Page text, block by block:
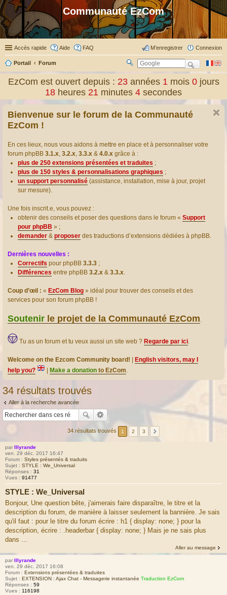
Communauté EzCom
Accès rapide Aide FAQ Connexion
M’enregistrer
Portail Forum
er
EzCom est ouvert depuis : 23 années1 mois0 jours
18 heures 21 minutes 5 secondes
Bienvenue sur le forum de la Communauté
EzCom !
En ces lieux, nous vous aidons à mettre en place et à personnaliser votre
forum phpBB 3.1.x, 3.2.x, 3.3.x & 4.0.x grâce à :
plus de 250 extensions présentées et traduites ;
plus de 150 styles & personnalisations graphiques ;
un support personnalisé (assistance, installation, mise à jour, projet
sur mesure).
Une fois inscrit.e, vous pouvez :
obtenir des conseils et poser des questions dans le forum « Support
pour phpBB » ;
demander & proposer des traductions d’extensions dédiées à phpBB.
Dernières nouvelles :
Correctifs pour phpBB 3.3.3 ;
Différences entre phpBB 3.2.x & 3.3.x.
Coup d’œil : « EzCom Blog » idéal pour trouver des conseils et des
services pour son forum phpBB !
Soutenir le projet de la Communauté EzCom.
Tu as un forum et tu veux aussi un site web ? Regarde par ici.
Welcome on the Ezcom Community board!
English visitors, may I
help you?
Make a donation to EzCom.
34 résultats trouvés
Aller à la recherche avancée
34 résultats trouvés 1 2 3
par Illyrande
ven. 29 déc. 2017 16:47
Forum : Styles présentés & traduits
Sujet : STYLE : We_Universal
Réponses : 31
Vues : 91477
STYLE : We_Universal
Bonjour, Une question bête, j'aimerais faire disparaître, le titre et la
description du forum, de manière à laisser seulement la bannière. Je sais
qu'il faut : pour le titre du forum écrire : h1 { display: none; } pour la
description, écrire : .headerbar { display: none; } Mais je ne sais plus
dans ...
Aller au message
par Illyrande
ven. 29 déc. 2017 16:08
Forum : Extensions présentées & traduites
Sujet : EXTENSION : Ajax Chat - Messagerie instantanée Traduction EzCom
Réponses : 59
Vues : 116198